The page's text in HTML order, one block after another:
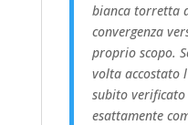
bianca torretta
convergenza
proprio scopo.
volta accostato
subito
esattamente